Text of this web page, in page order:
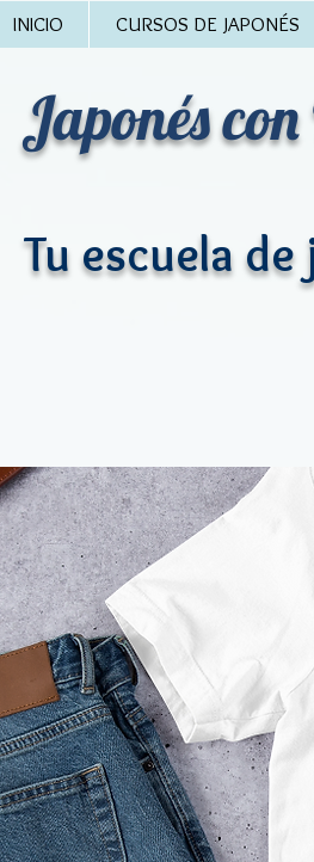
INICIO CURSOS DE JAPONÉS
Japonéscon
Tu escuela